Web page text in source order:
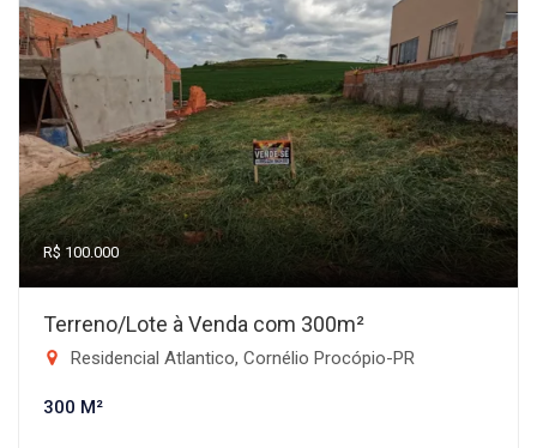
R$ 100.000
Terreno/Lote à Venda com 300m²
Residencial Atlantico, Cornélio Procópio-PR
300 M²